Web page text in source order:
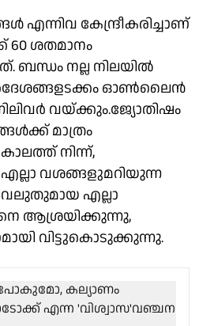
എന്നിവ കേന്ദ്രീകരിച്ചാണ്
ശതമാനം
ബന്ധം നല്ല നിലയിൽ
ഓൺലൈൻ
വയ്ക്കും.ജ്യോതിഷം
മാത്രം
നിന്ന്,
എല്ലാ വശങ്ങളുമറിയുന്ന
എല്ലാ
ആശ്രയിക്കുന്നു,
വിട്ടുകൊടുക്കുന്നു.